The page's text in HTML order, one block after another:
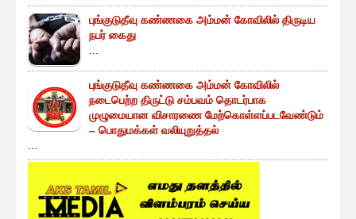
புங்குடுதீவு கண்ணகை அம்மன் கோவிலில் திருடிய
நபர் கைது
...
புங்குடுதீவு கண்ணகை அம்மன் கோவிலில்
நடைபெற்ற திருட்டு சம்பவம் தொடர்பாக
முழுமையான விசாரணை மேற்கொள்ளப்படவேண்டும்
– பொதுமக்கள் வலியுறுத்தல்
...